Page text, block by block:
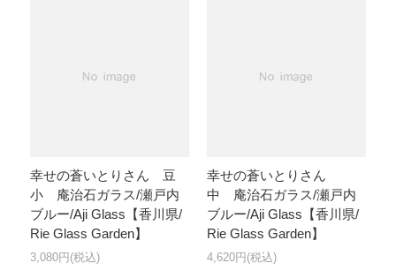
幸せの蒼いとりさん 豆
小 庵治石ガラス/瀬戸内
ブルー/Aji Glass【香川県/
Rie Glass Garden】
3,080円(税込)
幸せの蒼いとりさん
中 庵治石ガラス/瀬戸内
ブルー/Aji Glass【香川県/
Rie Glass Garden】
4,620円(税込)